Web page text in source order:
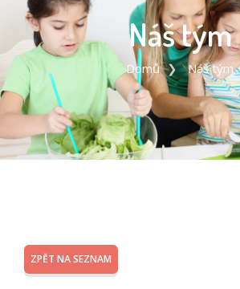
Náš tým
Domů Náš tým
ZPĚT NA SEZNAM